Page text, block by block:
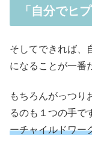
「自分でヒ
そしてできれば、
になることが一番
もちろんがっつり
るのも１つの手で
ーチャイルドワー